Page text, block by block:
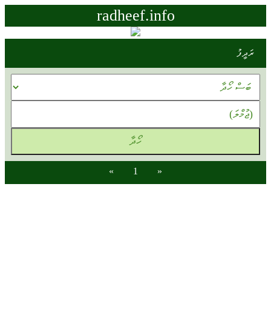
radheef.info
ރަދީފު
«
1
»